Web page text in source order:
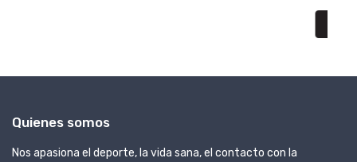
Quienes somos
Nos apasiona el deporte, la vida sana, el contacto con la